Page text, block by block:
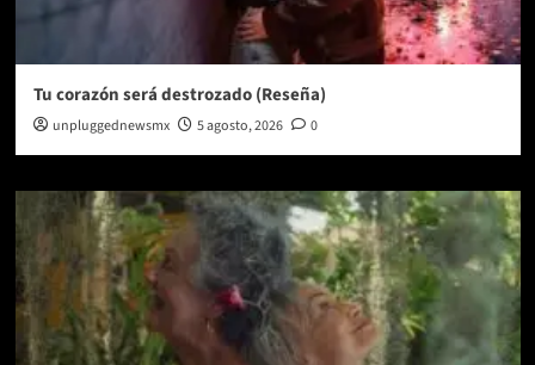
Tu corazón será destrozado (Reseña)
unpluggednewsmx 5 agosto, 2026 0